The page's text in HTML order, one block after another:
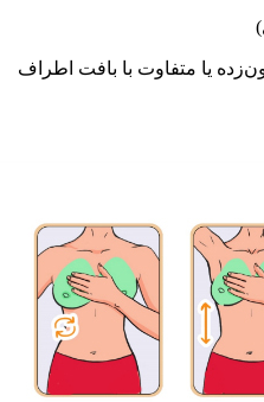
متفاوت با بافت اطراف